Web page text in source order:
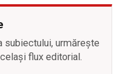
subiectului, urmărește
flux editorial.